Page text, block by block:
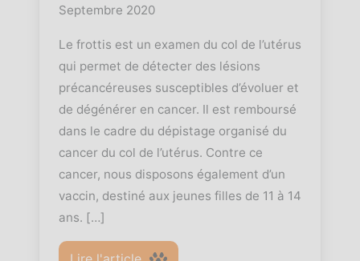
Septembre 2020
Le frottis est un examen du col de l’utérus
qui permet de détecter des lésions
précancéreuses susceptibles d’évoluer et
de dégénérer en cancer. Il est remboursé
dans le cadre du dépistage organisé du
cancer du col de l’utérus. Contre ce
cancer, nous disposons également d’un
vaccin, destiné aux jeunes filles de 11 à 14
ans. […]